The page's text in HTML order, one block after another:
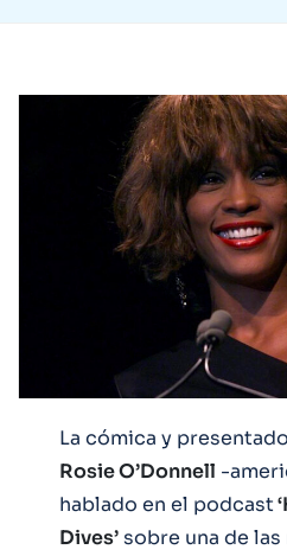
La cómica y
Rosie O’Donnell -
hablado en el podcast
Dives’sobre una de las